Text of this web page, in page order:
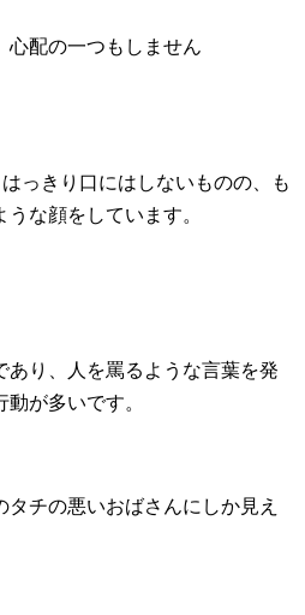
心配の一つもしません
っきり口にはしないものの、も
な顔をしています。
あり、人を罵るような言葉を発
が多いです。
チの悪いおばさんにしか見え